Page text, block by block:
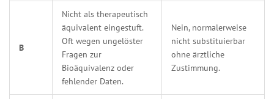
B
Nicht als therapeutisch
äquivalent eingestuft.
Oft wegen ungelöster
Fragen zur
Bioäquivalenz oder
fehlender Daten.
Nein, normalerweise
nicht substituierbar
ohne ärztliche
Zustimmung.